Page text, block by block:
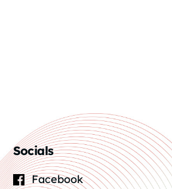
Socials
Facebook